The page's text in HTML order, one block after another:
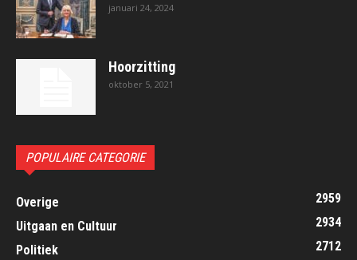
januari 24, 2024
Hoorzitting
oktober 5, 2021
POPULAIRE CATEGORIE
Overige
2959
Uitgaan en Cultuur
2934
Politiek
2712